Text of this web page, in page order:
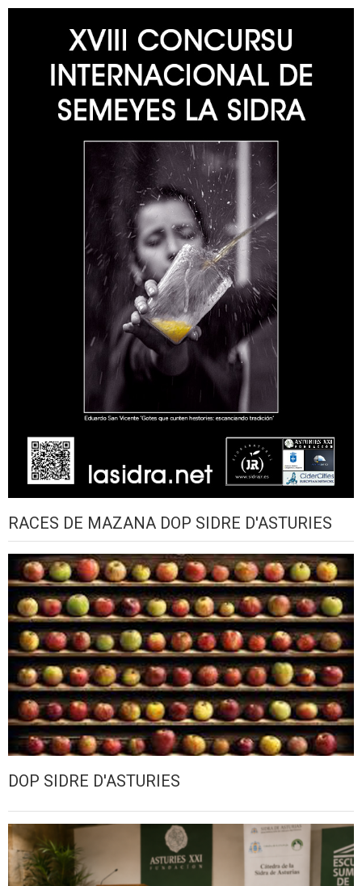
RACES DE MAZANA DOP SIDRE D'ASTURIES
DOP SIDRE D'ASTURIES